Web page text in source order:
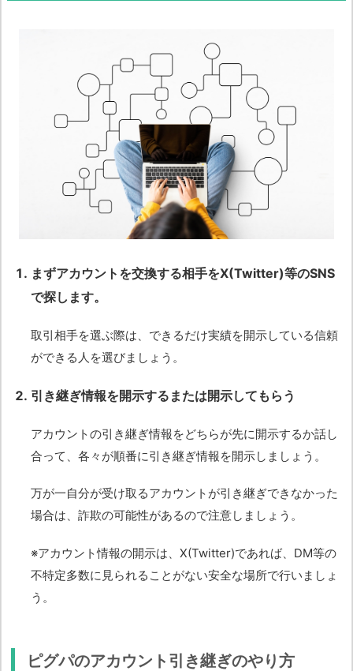
まずアカウントを交換する相手をX(Twitter)等のSNS
で探します。
取引相手を選ぶ際は、できるだけ実績を開示している信頼
ができる人を選びましょう。
引き継ぎ情報を開示するまたは開示してもらう
アカウントの引き継ぎ情報をどちらが先に開示するか話し
合って、各々が順番に引き継ぎ情報を開示しましょう。
万が一自分が受け取るアカウントが引き継ぎできなかった
場合は、詐欺の可能性があるので注意しましょう。
※アカウント情報の開示は、X(Twitter)であれば、DM等の
不特定多数に見られることがない安全な場所で行いましょ
う。
ピグパのアカウント引き継ぎのやり方